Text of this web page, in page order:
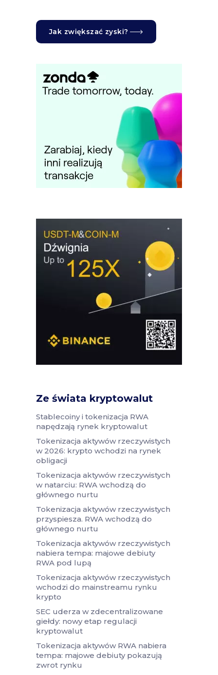
Jak zwiększać zyski?
Ze świata kryptowalut
Stablecoiny i tokenizacja RWA
napędzają rynek kryptowalut
Tokenizacja aktywów rzeczywistych
w 2026: krypto wchodzi na rynek
obligacji
Tokenizacja aktywów rzeczywistych
w natarciu: RWA wchodzą do
głównego nurtu
Tokenizacja aktywów rzeczywistych
przyspiesza. RWA wchodzą do
głównego nurtu
Tokenizacja aktywów rzeczywistych
nabiera tempa: majowe debiuty
RWA pod lupą
Tokenizacja aktywów rzeczywistych
wchodzi do mainstreamu rynku
krypto
SEC uderza w zdecentralizowane
giełdy: nowy etap regulacji
kryptowalut
Tokenizacja aktywów RWA nabiera
tempa: majowe debiuty pokazują
zwrot rynku